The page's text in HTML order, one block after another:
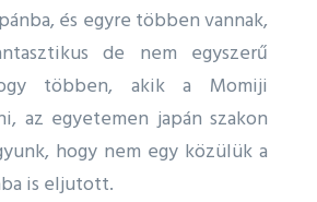
és egyre többen vannak,
de nem egyszerű
többen, akik a Momiji
az egyetemen japán szakon
hogy nem egy közülük a
is eljutott.